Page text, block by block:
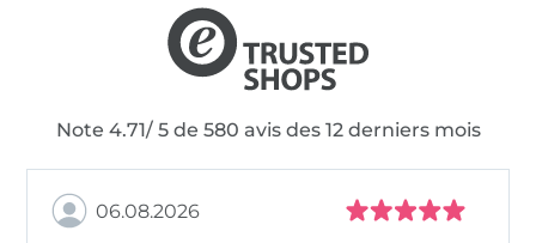
Note 4.71/ 5 de 580 avis des 12 derniers mois
06.08.2026